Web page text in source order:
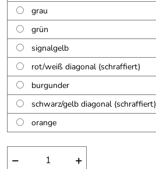
grau
grün
signalgelb
rot/weiß diagonal (schraffiert)
burgunder
schwarz/gelb diagonal (schraffiert)
orange
− +